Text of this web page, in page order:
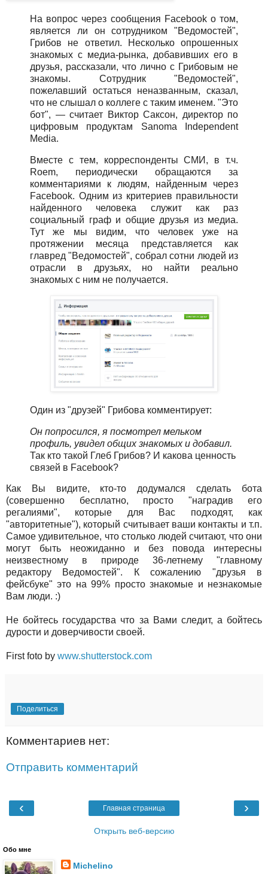
На вопрос через сообщения Facebook о том,
является ли он сотрудником "Ведомостей",
Грибов не ответил. Несколько опрошенных
знакомых с медиа-рынка, добавивших его в
друзья, рассказали, что лично с Грибовым не
знакомы. Сотрудник "Ведомостей",
пожелавший остаться неназванным, сказал,
что не слышал о коллеге с таким именем. "Это
бот", — считает Виктор Саксон, директор по
цифровым продуктам Sanoma Independent
Media.
Вместе с тем, корреспонденты СМИ, в т.ч.
Roem, периодически обращаются за
комментариями к людям, найденным через
Facebook. Одним из критериев правильности
найденного человека служит как раз
социальный граф и общие друзья из медиа.
Тут же мы видим, что человек уже на
протяжении месяца представляется как
главред "Ведомостей", собрал сотни людей из
отрасли в друзьях, но найти реально
знакомых с ним не получается.
Один из "друзей" Грибова комментирует:
Он попросился, я посмотрел мельком
профиль, увидел общих знакомых и добавил.
Так кто такой Глеб Грибов? И какова ценность
связей в Facebook?
Как Вы видите, кто-то додумался сделать бота
(совершенно бесплатно, просто "наградив его
регалиями", которые для Вас подходят, как
"авторитетные"), который считывает ваши контакты и т.п.
Самое удивительное, что столько людей считают, что они
могут быть неожиданно и без повода интересны
неизвестному в природе 36-летнему "главному
редактору Ведомостей". К сожалению "друзья в
фейсбуке" это на 99% просто знакомые и незнакомые
Вам люди. :)
Не бойтесь государства что за Вами следит, а бойтесь
дурости и доверчивости своей.
First foto by www.shutterstock.com
Поделиться
Комментариев нет:
Отправить комментарий
‹ ›
Главная страница
Открыть веб-версию
Обо мне
Michelino